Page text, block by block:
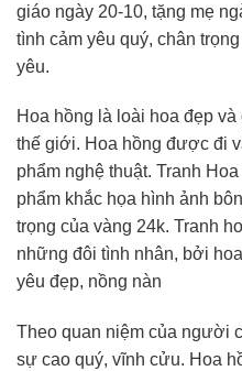
giáo ngày 20-10, tặng mẹ
tình cảm yêu quý, chân
yêu.
Hoa hồng là loài hoa đẹp
thế giới. Hoa hồng được đi
phẩm nghệ thuật. Tranh
phẩm khắc họa hình ảnh
trọng của vàng 24k. Tranh
những đôi tình nhân, bởi
yêu đẹp, nồng nàn
Theo quan niệm của người
sự cao quý, vĩnh cửu. Hoa